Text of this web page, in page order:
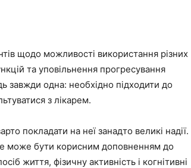
щодо можливості використання різних
та уповільнення прогресування
завжди одна: необхідно підходити до
з лікарем.
покладати на неї занадто великі надії.
може бути корисним доповненням до
життя, фізичну активність і когнітивні